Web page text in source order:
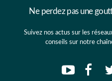
Ne perdez pas une
Suivez nos actus sur les
conseils sur notre